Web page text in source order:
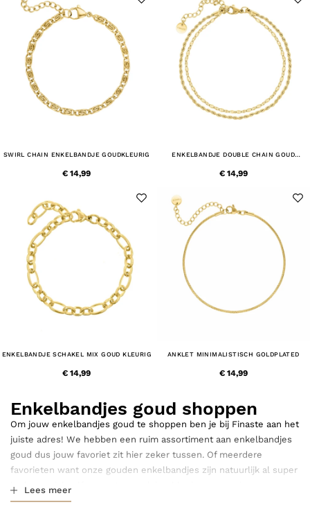
SWIRL CHAIN ENKELBANDJE GOUDKLEURIG
€ 14,99
ENKELBANDJE DOUBLE CHAIN GOUD
€ 14,99
ENKELBANDJE SCHAKEL MIX GOUD KLEURIG
€ 14,99
ANKLET MINIMALISTISCH GOLDPLATED
€ 14,99
Enkelbandjes goud shoppen
Om jouw enkelbandjes goud te shoppen ben je bij Finaste aan het
juiste adres! We hebben een ruim assortiment aan enkelbandjes
goud dus jouw favoriet zit hier zeker tussen. Of meerdere
favorieten want onze gouden enkelbandjes zijn natuurlijk al super
leuk van zichzelf maar staan ook heel leuk wanneer je er
meerdere samen draagt! Of je nu een basic enkelbandje goud
Lees meer